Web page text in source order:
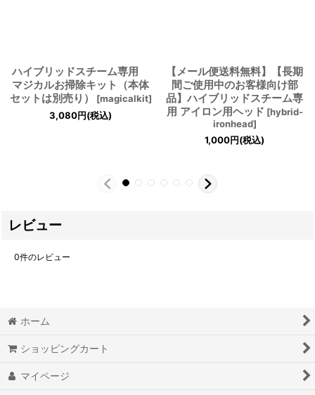
ハイブリッドスチーム専用
マジカルお掃除キット（本体
セットは別売り）
[magicalkit]
3,080円(税込)
【メール便送料無料】【長期
間ご使用中のお客様向け部
品】ハイブリッドスチーム専
用 アイロン用ヘッド [hybrid-
ironhead]
1,000円(税込)
レビュー
0件のレビュー
ホーム
ショッピングカート
マイページ